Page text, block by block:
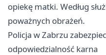
opiekę matki. Według
poważnych obrażeń.
Policja w Zabrzu
odpowiedzialność karna